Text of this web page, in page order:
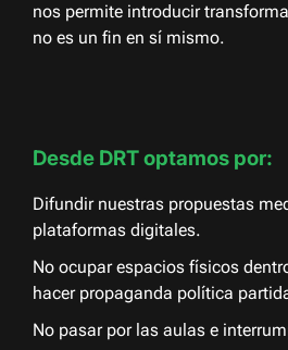
nos permite introducir
no es un fin en sí mismo.
Desde DRT optamos por:
Difundir nuestras propuestas
plataformas digitales.
No ocupar espacios físicos
hacer propaganda política
No pasar por las aulas e